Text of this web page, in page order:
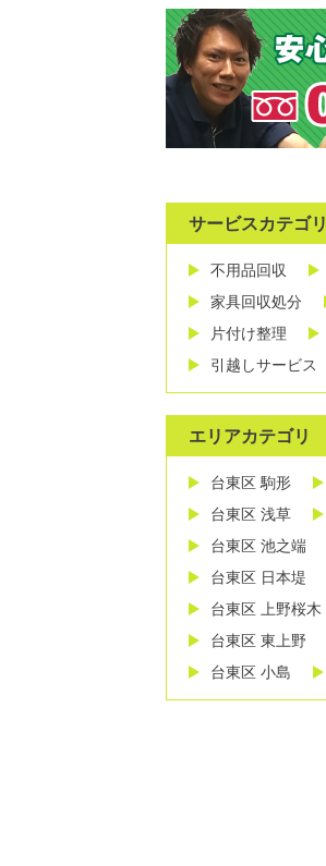
サービスカテゴリ
不用品回収
家具回収処分
片付け整理
引越しサービス
エリアカテゴリ
台東区 駒形
台東区 浅草
台東区 池之端
台東区 日本堤
台東区 上野桜木
台東区 東上野
台東区 小島